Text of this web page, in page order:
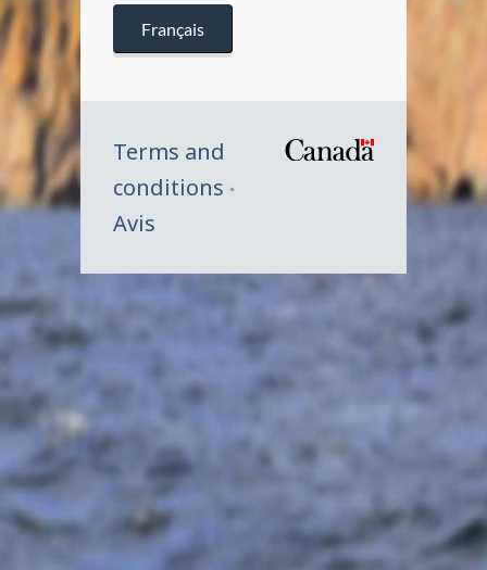
Français
Terms and
conditions
Avis
Symbole
Canada